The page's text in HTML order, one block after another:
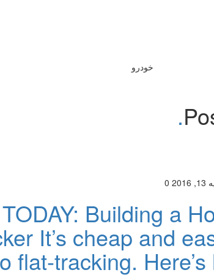
خودرو
0
Building a
It’s cheap and
flat-tracking. Here’s